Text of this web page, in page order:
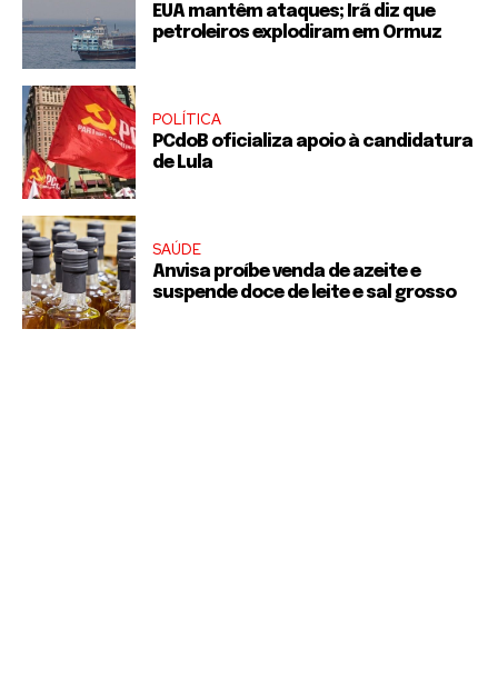
EUA mantêm ataques; Irã diz que
petroleiros explodiram em Ormuz
POLÍTICA
PCdoB oficializa apoio à candidatura
de Lula
SAÚDE
Anvisa proíbe venda de azeite e
suspende doce de leite e sal grosso